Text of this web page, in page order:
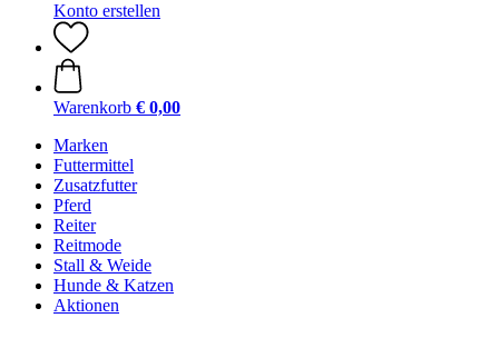
Konto erstellen
Warenkorb € 0,00
Marken
Futtermittel
Zusatzfutter
Pferd
Reiter
Reitmode
Stall & Weide
Hunde & Katzen
Aktionen